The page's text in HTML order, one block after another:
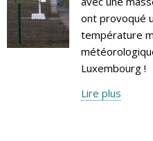
ont provoqué
température
Luxembourg !
Lire plus